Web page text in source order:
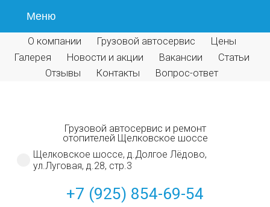
Меню
О компании Грузовой автосервис
Цены
Галерея
Новости и акции Вакансии
Статьи
Отзывы
Контакты Вопрос-ответ
Грузовой автосервис и ремонт
отопителей Щелковское шоссе
Щелковское шоссе, д.Долгое Лёдово,
ул.Луговая, д.28, стр.3
+7 (925) 854-69-54